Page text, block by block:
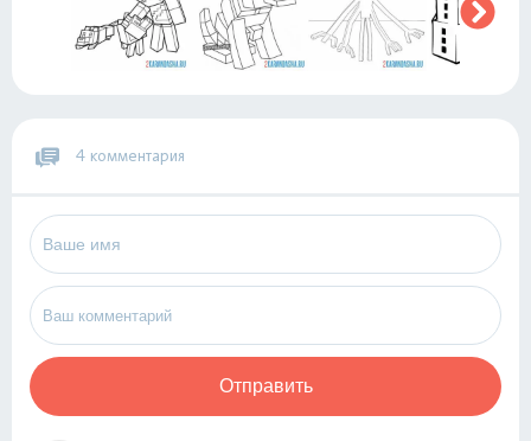
4 комментария
Отправить